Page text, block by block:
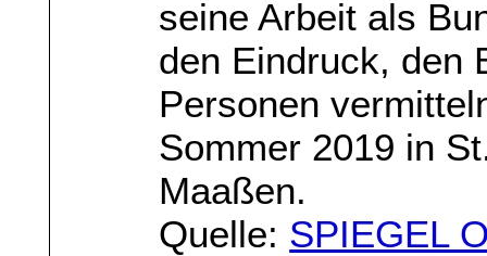
seine Arbeit als
den Eindruck, den
Personen
Sommer 2019 in
Maaßen.
Quelle: SPIEGEL